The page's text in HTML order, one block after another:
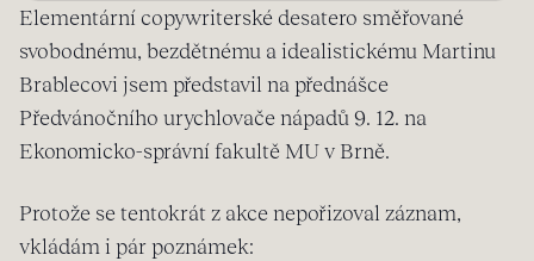
Elementární copywriterské desatero směřované
svobodnému, bezdětnému a idealistickému Martinu
Brablecovi jsem představil na přednášce
Předvánočního urychlovače nápadů 9. 12. na
Ekonomicko-správní fakultě MU v Brně.
Protože se tentokrát z akce nepořizoval záznam,
vkládám i pár poznámek: